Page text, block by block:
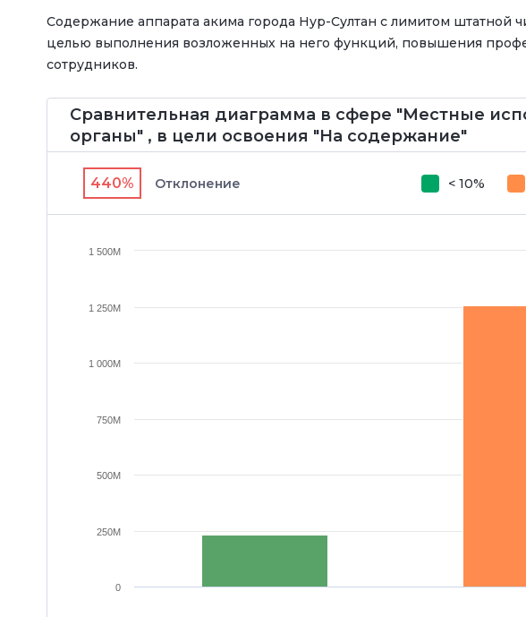
Содержание аппарата акима города Нур-Султан с лимитом штатной
целью выполнения возложенных на него функций, повышения
сотрудников.
Сравнительная диаграмма в сфере "Местные
органы" , в цели освоения "На содержание"
440% Отклонение < 10%
0
250M
500M
750M
1 000M
1 250M
1 500M